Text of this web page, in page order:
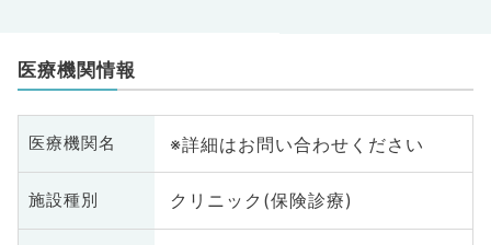
医療機関情報
医療機関名 ※詳細はお問い合わせください
施設種別 クリニック(保険診療)